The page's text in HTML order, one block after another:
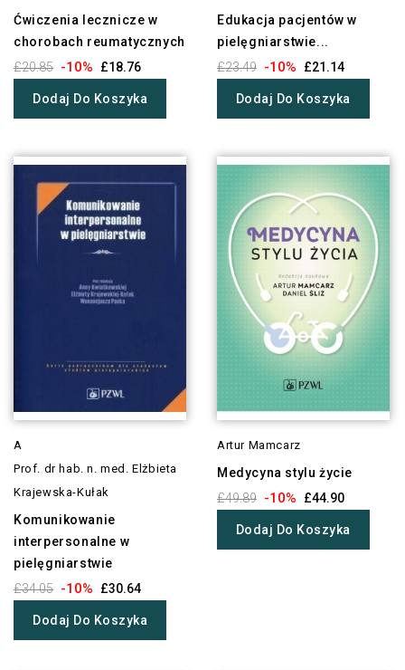
Ćwiczenia lecznicze w
chorobach reumatycznych
£20.85 -10% £18.76
Dodaj Do Koszyka
Edukacja pacjentów w
pielęgniarstwie...
£23.49 -10% £21.14
Dodaj Do Koszyka
A
Prof. dr hab. n. med. Elżbieta
Krajewska-Kułak
Komunikowanie
interpersonalne w
pielęgniarstwie
£34.05 -10% £30.64
Dodaj Do Koszyka
Artur Mamcarz
Medycyna stylu życie
£49.89 -10% £44.90
Dodaj Do Koszyka